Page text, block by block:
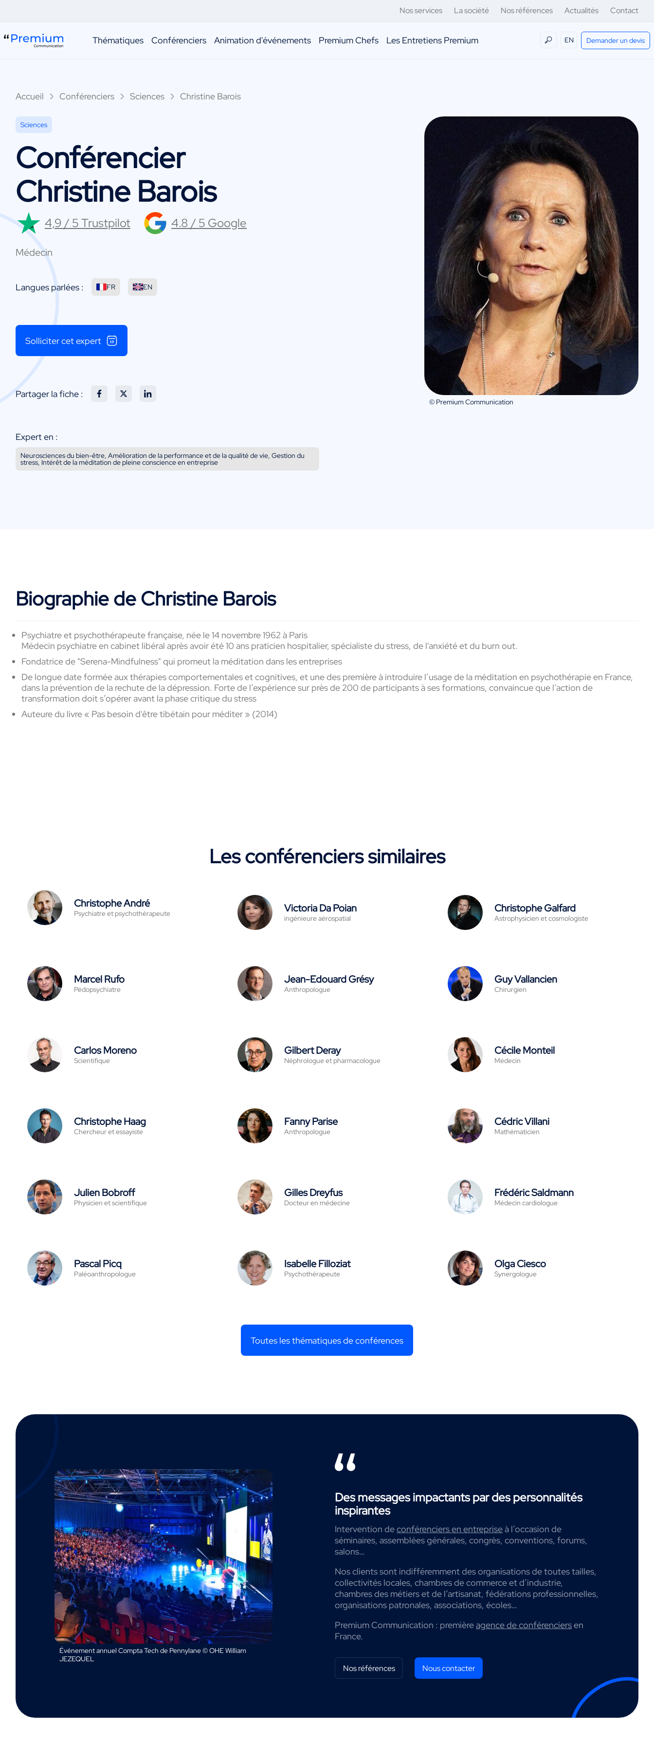
Nos services La société Nos références Actualités Contact
Thématiques Conférenciers Animation d'événements Premium Chefs Les Entretiens Premium EN Demander un devis
Accueil Conférenciers Sciences Christine Barois
© Premium Communication
Sciences
Conférencier
Christine Barois
4,9 / 5 Trustpilot 4.8 / 5 Google
Médecin
Langues parlées : FR EN
Solliciter cet expert
Partager la fiche :
Expert en :
Neurosciences du bien-être, Amélioration de la performance et de la qualité de vie, Gestion du
stress, Intérêt de la méditation de pleine conscience en entreprise
Biographie de Christine Barois
Psychiatre et psychothérapeute française, née le 14 novembre 1962 à Paris
Médecin psychiatre en cabinet libéral après avoir été 10 ans praticien hospitalier, spécialiste du stress, de l'anxiété et du burn out.
Fondatrice de "Serena-Mindfulness" qui promeut la méditation dans les entreprises
De longue date formée aux thérapies comportementales et cognitives, et une des première à introduire l’usage de la méditation en psychothérapie en France,
dans la prévention de la rechute de la dépression. Forte de l’expérience sur près de 200 de participants à ses formations, convaincue que l’action de
transformation doit s’opérer avant la phase critique du stress
Auteure du livre « Pas besoin d'être tibétain pour méditer » (2014)
Les conférenciers similaires
Christophe André
Psychiatre et psychothérapeute Victoria Da Poian
ingénieure aérospatial
Christophe Galfard
Astrophysicien et cosmologiste
Marcel Rufo
Pédopsychiatre
Jean-Edouard Grésy
Anthropologue
Guy Vallancien
Chirurgien
Carlos Moreno
Scientifique
Gilbert Deray
Néphrologue et pharmacologue
Cécile Monteil
Médecin
Christophe Haag
Chercheur et essayiste
Fanny Parise
Anthropologue
Cédric Villani
Mathématicien
Julien Bobroff
Physicien et scientifique
Gilles Dreyfus
Docteur en médecine
Frédéric Saldmann
Médecin cardiologue
Pascal Picq
Paléoanthropologue
Isabelle Filloziat
Psychothérapeute
Olga Ciesco
Synergologue
Toutes les thématiques de conférences
Événement annuel Compta Tech de Pennylane © OHE William
JEZEQUEL
Des messages impactants par des personnalités
inspirantes
Intervention deconférenciers en entrepriseà l’occasion de
séminaires, assemblées générales, congrès, conventions, forums,
salons…
Nos clients sont indifféremment des organisations de toutes tailles,
collectivités locales, chambres de commerce et d’industrie,
chambres des métiers et de l’artisanat, fédérations professionnelles,
organisations patronales, associations, écoles…
Premium Communication : premièreagence de conférenciersen
France.
Nos références Nous contacter